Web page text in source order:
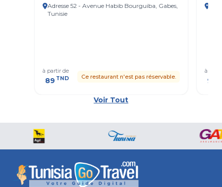
Adresse 52 - Avenue Habib Bourguiba, Gabes,
Tunisie
à partir de
89 TND Ce restaurant n'est pas réservable.
à
97
Voir Tout